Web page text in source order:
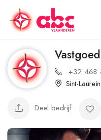
+32
Sint-
Deel bedrijf